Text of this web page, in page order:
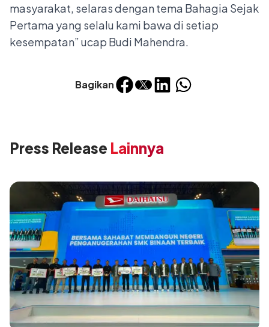
Bagikan
masyarakat, selaras dengan tema Bahagia Sejak
Pertama yang selalu kami bawa di setiap
kesempatan” ucap Budi Mahendra.
Press Release Lainnya